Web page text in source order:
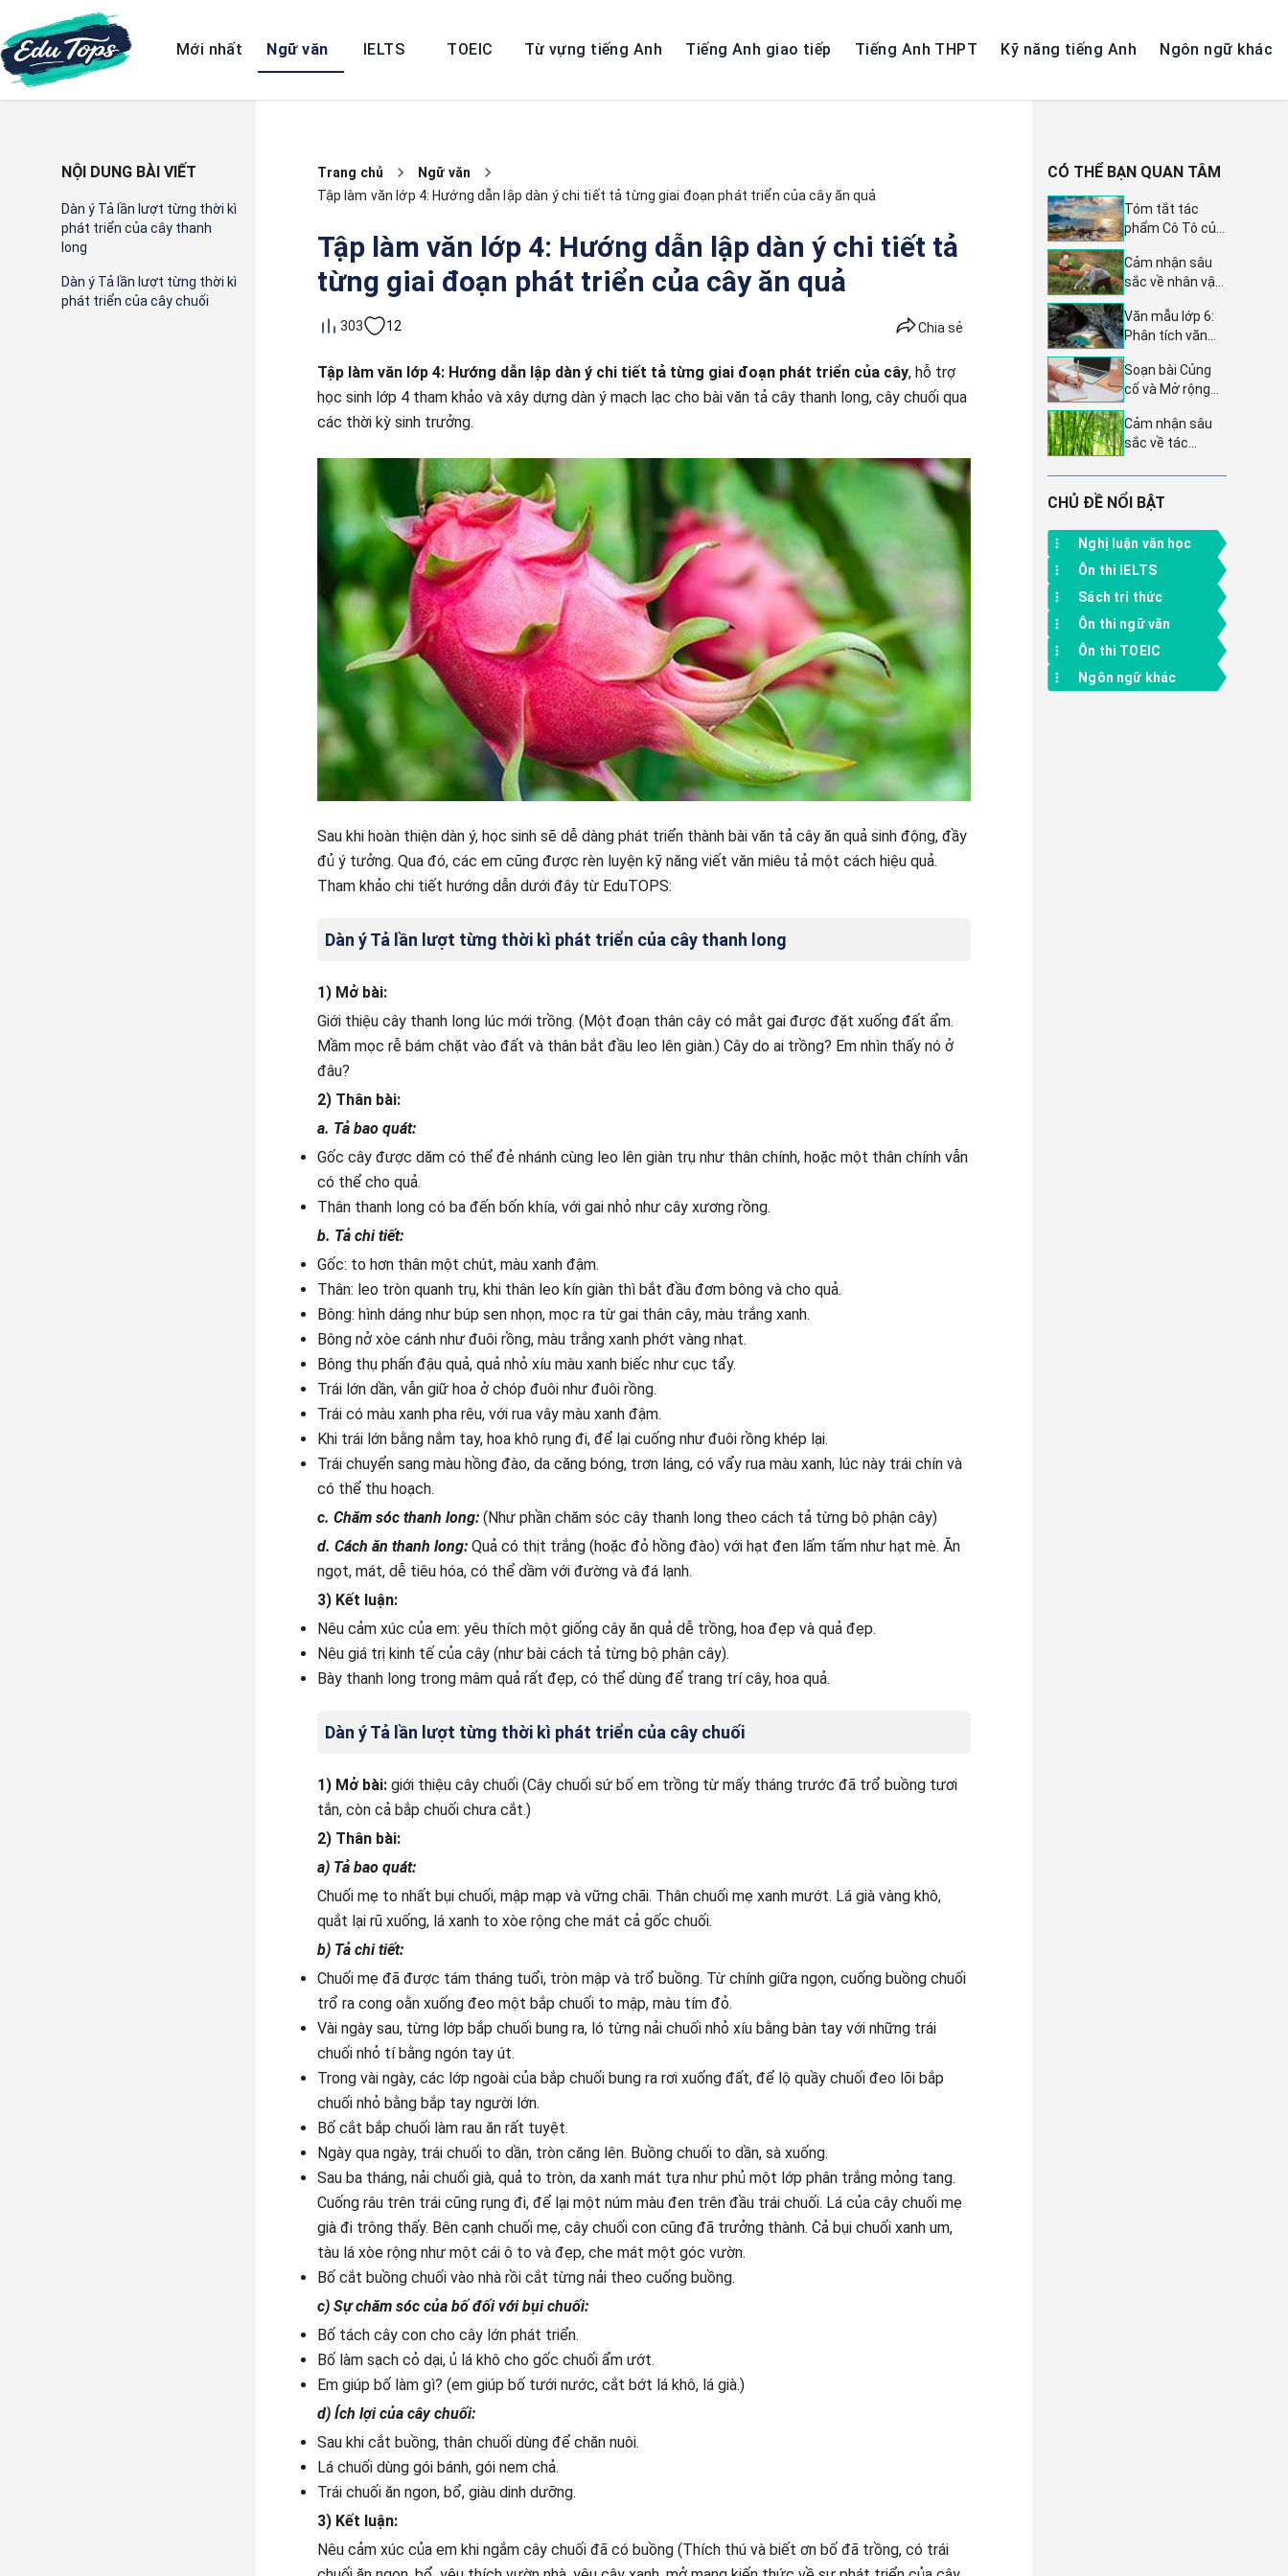
Mới nhất Ngữ văn IELTS TOEIC Từ vựng tiếng Anh Tiếng Anh giao tiếp Tiếng Anh THPT Kỹ năng tiếng Anh Ngôn ngữ khác
NỘI DUNG BÀI VIẾT
Dàn ý Tả lần lượt từng thời kì
phát triển của cây thanh
long
Dàn ý Tả lần lượt từng thời kì
phát triển của cây chuối
Trang chủ
Ngữ văn
Tập làm văn lớp 4: Hướng dẫn lập dàn ý chi tiết tả từng giai đoạn phát triển của cây ăn quả
Tập làm văn lớp 4: Hướng dẫn lập dàn ý chi tiết tả
từng giai đoạn phát triển của cây ăn quả
303 12 Chia sẻ
Tập làm văn lớp 4: Hướng dẫn lập dàn ý chi tiết tả từng giai đoạn phát triển của cây, hỗ trợ
học sinh lớp 4 tham khảo và xây dựng dàn ý mạch lạc cho bài văn tả cây thanh long, cây chuối qua
các thời kỳ sinh trưởng.
Sau khi hoàn thiện dàn ý, học sinh sẽ dễ dàng phát triển thành bài văn tả cây ăn quả sinh động, đầy
đủ ý tưởng. Qua đó, các em cũng được rèn luyện kỹ năng viết văn miêu tả một cách hiệu quả.
Tham khảo chi tiết hướng dẫn dưới đây từ EduTOPS:
Dàn ý Tả lần lượt từng thời kì phát triển của cây thanh long
1) Mở bài:
Giới thiệu cây thanh long lúc mới trồng. (Một đoạn thân cây có mắt gai được đặt xuống đất ẩm.
Mầm mọc rễ bám chặt vào đất và thân bắt đầu leo lên giàn.) Cây do ai trồng? Em nhìn thấy nó ở
đâu?
2) Thân bài:
a. Tả bao quát:
Gốc cây được dăm có thể đẻ nhánh cùng leo lên giàn trụ như thân chính, hoặc một thân chính vẫn
có thể cho quả.
Thân thanh long có ba đến bốn khía, với gai nhỏ như cây xương rồng.
b. Tả chi tiết:
Gốc: to hơn thân một chút, màu xanh đậm.
Thân: leo tròn quanh trụ, khi thân leo kín giàn thì bắt đầu đơm bông và cho quả.
Bông: hình dáng như búp sen nhọn, mọc ra từ gai thân cây, màu trắng xanh.
Bông nở xòe cánh như đuôi rồng, màu trắng xanh phớt vàng nhạt.
Bông thụ phấn đậu quả, quả nhỏ xíu màu xanh biếc như cục tẩy.
Trái lớn dần, vẫn giữ hoa ở chóp đuôi như đuôi rồng.
Trái có màu xanh pha rêu, với rua vây màu xanh đậm.
Khi trái lớn bằng nắm tay, hoa khô rụng đi, để lại cuống như đuôi rồng khép lại.
Trái chuyển sang màu hồng đào, da căng bóng, trơn láng, có vẩy rua màu xanh, lúc này trái chín và
có thể thu hoạch.
c. Chăm sóc thanh long:(Như phần chăm sóc cây thanh long theo cách tả từng bộ phận cây)
d. Cách ăn thanh long:Quả có thịt trắng (hoặc đỏ hồng đào) với hạt đen lấm tấm như hạt mè. Ăn
ngọt, mát, dễ tiêu hóa, có thể dầm với đường và đá lạnh.
3) Kết luận:
Nêu cảm xúc của em: yêu thích một giống cây ăn quả dễ trồng, hoa đẹp và quả đẹp.
Nêu giá trị kinh tế của cây (như bài cách tả từng bộ phận cây).
Bày thanh long trong mâm quả rất đẹp, có thể dùng để trang trí cây, hoa quả.
Dàn ý Tả lần lượt từng thời kì phát triển của cây chuối
1) Mở bài: giới thiệu cây chuối (Cây chuối sứ bố em trồng từ mấy tháng trước đã trổ buồng tươi
tắn, còn cả bắp chuối chưa cắt.)
2) Thân bài:
a) Tả bao quát:
Chuối mẹ to nhất bụi chuối, mập mạp và vững chãi. Thân chuối mẹ xanh mướt. Lá già vàng khô,
quắt lại rũ xuống, lá xanh to xòe rộng che mát cả gốc chuối.
b) Tả chi tiết:
Chuối mẹ đã được tám tháng tuổi, tròn mập và trổ buồng. Từ chính giữa ngọn, cuống buồng chuối
trổ ra cong oằn xuống đeo một bắp chuối to mập, màu tím đỏ.
Vài ngày sau, từng lớp bắp chuối bung ra, ló từng nải chuối nhỏ xíu bằng bàn tay với những trái
chuối nhỏ tí bằng ngón tay út.
Trong vài ngày, các lớp ngoài của bắp chuối bung ra rơi xuống đất, để lộ quầy chuối đeo lõi bắp
chuối nhỏ bằng bắp tay người lớn.
Bố cắt bắp chuối làm rau ăn rất tuyệt.
Ngày qua ngày, trái chuối to dần, tròn căng lên. Buồng chuối to dần, sà xuống.
Sau ba tháng, nải chuối già, quả to tròn, da xanh mát tựa như phủ một lớp phân trắng mỏng tang.
Cuống râu trên trái cũng rụng đi, để lại một núm màu đen trên đầu trái chuối. Lá của cây chuối mẹ
già đi trông thấy. Bên cạnh chuối mẹ, cây chuối con cũng đã trưởng thành. Cả bụi chuối xanh um,
tàu lá xòe rộng như một cái ô to và đẹp, che mát một góc vườn.
Bố cắt buồng chuối vào nhà rồi cắt từng nải theo cuống buồng.
c) Sự chăm sóc của bố đối với bụi chuối:
Bố tách cây con cho cây lớn phát triển.
Bố làm sạch cỏ dại, ủ lá khô cho gốc chuối ẩm ướt.
Em giúp bố làm gì? (em giúp bố tưới nước, cắt bớt lá khô, lá già.)
d) Ích lợi của cây chuối:
Sau khi cắt buồng, thân chuối dùng để chăn nuôi.
Lá chuối dùng gói bánh, gói nem chả.
Trái chuối ăn ngon, bổ, giàu dinh dưỡng.
3) Kết luận:
Nêu cảm xúc của em khi ngắm cây chuối đã có buồng (Thích thú và biết ơn bố đã trồng, có trái
CÓ THỂ BẠN QUAN TÂM
Tóm tắt tác
phẩm Cô Tô của
Văn mẫu lớp 6
đặc sắc
Cảm nhận sâu
sắc về nhân vật
phẩm Gió lạnh
đầu mùa -
văn mẫu lớp 6
Văn mẫu lớp 6:
Phân tích văn
Dàn ý chi tiết và
2 bài văn mẫu
Soạn bài Củng
cố và Mở rộng
văn lớp 8, sách
Kết nối tri thức
Cảm nhận sâu
sắc về tác
Việt Nam của
Thép Mới - Dàn
văn mẫu lớp 6
CHỦ ĐỀ NỔI BẬT
Nghị luận văn học
Ôn thi IELTS
Sách tri thức
Ôn thi ngữ văn
Ôn thi TOEIC
Ngôn ngữ khác